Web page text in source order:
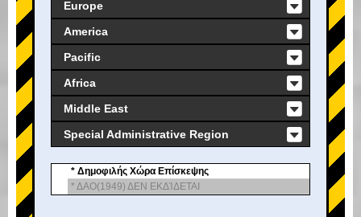
Europe
America
Pacific
Africa
Middle East
Special Administrative Region
* Δημοφιλής Χώρα Επίσκεψης
* ΔΑΟ(1949) ΔΕΝ ΕΚΔΊΔΕΤΑΙ